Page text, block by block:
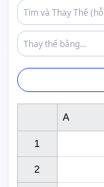
1
2
A